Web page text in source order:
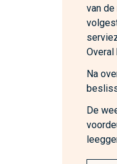
van
Overal
Na
De